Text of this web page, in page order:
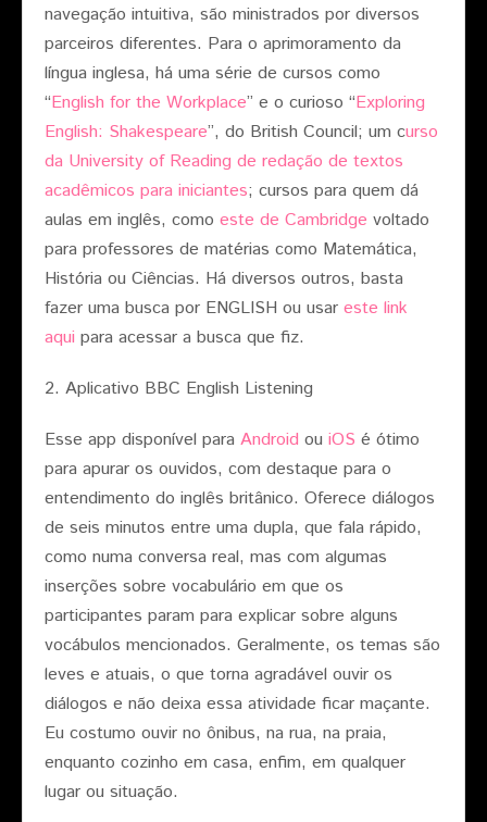
navegação intuitiva, são ministrados por diversos
parceiros diferentes. Para o aprimoramento da
língua inglesa, há uma série de cursos como
“English for the Workplace” e o curioso “Exploring
English: Shakespeare”, do British Council; um curso
da University of Reading de redação de textos
acadêmicos para iniciantes; cursos para quem dá
aulas em inglês, como este de Cambridge voltado
para professores de matérias como Matemática,
História ou Ciências. Há diversos outros, basta
fazer uma busca por ENGLISH ou usar este link
aqui para acessar a busca que fiz.
2. Aplicativo BBC English Listening
Esse app disponível para Android ou iOS é ótimo
para apurar os ouvidos, com destaque para o
entendimento do inglês britânico. Oferece diálogos
de seis minutos entre uma dupla, que fala rápido,
como numa conversa real, mas com algumas
inserções sobre vocabulário em que os
participantes param para explicar sobre alguns
vocábulos mencionados. Geralmente, os temas são
leves e atuais, o que torna agradável ouvir os
diálogos e não deixa essa atividade ficar maçante.
Eu costumo ouvir no ônibus, na rua, na praia,
enquanto cozinho em casa, enfim, em qualquer
lugar ou situação.